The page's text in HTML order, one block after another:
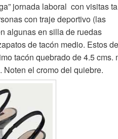
jornada laboral con visitas
con traje deportivo (las
algunas en silla de ruedas
de tacón medio. Estos
tacón quebrado de 4.5 cms.
el cromo del quiebre.